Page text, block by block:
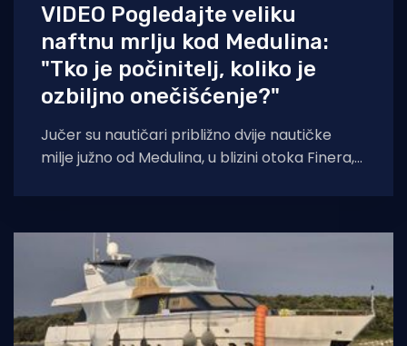
VIDEO Pogledajte veliku
naftnu mrlju kod Medulina:
"Tko je počinitelj, koliko je
ozbiljno onečišćenje?"
Jučer su nautičari približno dvije nautičke
milje južno od Medulina, u blizini otoka Finera,